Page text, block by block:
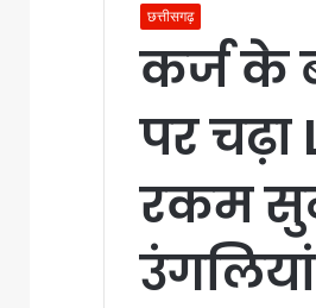
छत्तीसगढ़
कर्ज के
पर चढ़ा
रकम